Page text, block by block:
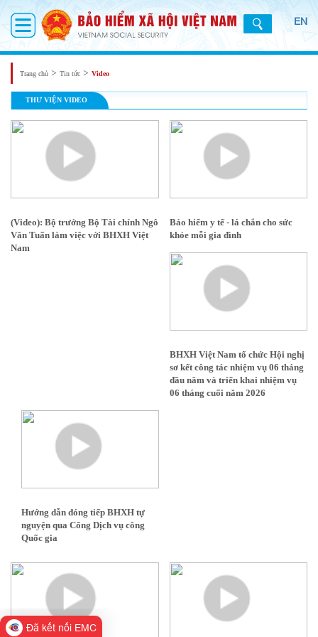
EN
Trang chủ > Tin tức > Video
THƯ VIỆN VIDEO
(Video): Bộ trưởng Bộ Tài chính Ngô
Văn Tuấn làm việc với BHXH Việt
Nam
Bảo hiểm y tế - lá chắn cho sức
khỏe mỗi gia đình
BHXH Việt Nam tổ chức Hội nghị
sơ kết công tác nhiệm vụ 06 tháng
đầu năm và triển khai nhiệm vụ
06 tháng cuối năm 2026
Hướng dẫn đóng tiếp BHXH tự
nguyện qua Cổng Dịch vụ công
Quốc gia
Đã kết nối EMC